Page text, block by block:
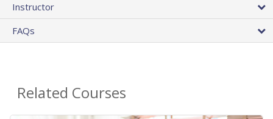
Instructor
FAQs
Related Courses